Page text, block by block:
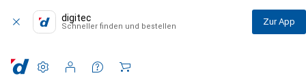
digitec
Schneller finden und bestellen Zur App
Einstellungen
Kundenkonto
Vergleichslisten
Merklisten
Warenkorb